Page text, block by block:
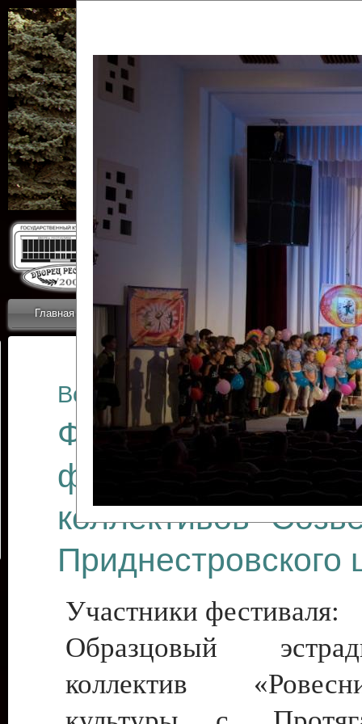
Главная Приветствие Новости
ОТЧЕТЫ ГКЦ
Все отчеты
Финал
фестиваля
коллективов
Приднестровского
Участники фестиваля:
Образцовый
коллектив